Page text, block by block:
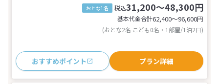
おとな1名 税込31,200～48,300円
基本代金合計62,400〜96,600円
(おとな2名 こども0名・1部屋/1泊2日)
おすすめポイント プラン詳細